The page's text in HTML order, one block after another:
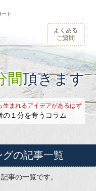
ト
よくある
ご質問
間頂きます
生まれるアイデアがあるはず
の１分を奪うコラム
グの記事一覧
事の一覧です。